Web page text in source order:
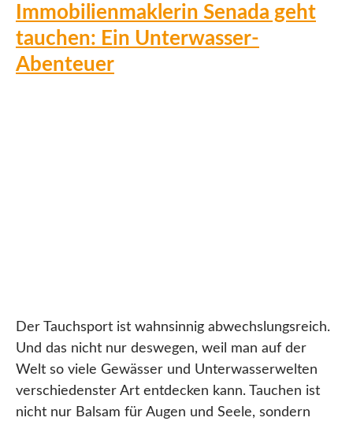
Immobilienmaklerin Senada geht
tauchen: Ein Unterwasser-
Abenteuer
Der Tauchsport ist wahnsinnig abwechslungsreich.
Und das nicht nur deswegen, weil man auf der
Welt so viele Gewässer und Unterwasserwelten
verschiedenster Art entdecken kann. Tauchen ist
nicht nur Balsam für Augen und Seele, sondern